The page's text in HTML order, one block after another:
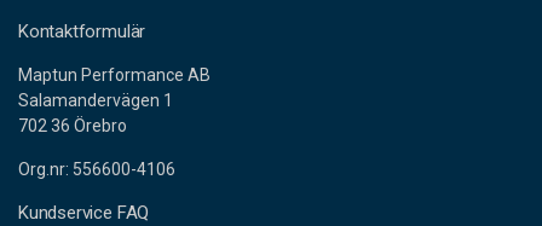
Kontaktformulär
Maptun Performance AB
Salamandervägen 1
702 36 Örebro
Org.nr: 556600-4106
Kundservice FAQ